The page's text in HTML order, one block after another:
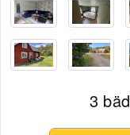
3